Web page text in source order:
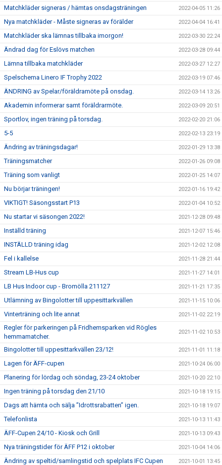
Matchkläder signeras / hämtas onsdagsträningen 2022-04-05 11:26
Nya matchkläder - Måste signeras av förälder 2022-04-04 16:41
Matchkläder ska lämnas tillbaka imorgon! 2022-03-30 22:24
Ändrad dag för Eslövs matchen 2022-03-28 09:44
Lämna tillbaka matchkläder 2022-03-27 12:27
Spelschema Linero IF Trophy 2022 2022-03-19 07:46
ÄNDRING av Spelar/föräldramöte på onsdag. 2022-03-14 13:26
Akademin informerar samt föräldrarmöte. 2022-03-09 20:51
Sportlov, ingen träning på torsdag. 2022-02-20 21:06
5-5 2022-02-13 23:19
Ändring av träningsdagar! 2022-01-29 13:38
Träningsmatcher 2022-01-26 09:08
Träning som vanligt 2022-01-25 14:07
Nu börjar träningen! 2022-01-16 19:42
VIKTIGT! Säsongsstart P13 2022-01-04 10:52
Nu startar vi säsongen 2022! 2021-12-28 09:48
Inställd träning 2021-12-07 15:46
INSTÄLLD träning idag 2021-12-02 12:08
Fel i kallelse 2021-11-28 21:44
Stream LB-Hus cup 2021-11-27 14:01
LB Hus Indoor cup - Bromölla 211127 2021-11-21 17:35
Utlämning av Bingolotter till uppesittarkvällen 2021-11-15 10:06
Vinterträning och lite annat 2021-11-02 22:19
Regler för parkeringen på Fridhemsparken vid Rögles
hemmamatcher.
2021-11-02 10:53
Bingolotter till uppesittarkvällen 23/12! 2021-11-01 11:18
Lagen för ÄFF-cupen 2021-10-24 06:00
Planering för lördag och söndag, 23-24 oktober 2021-10-20 22:10
Ingen träning på torsdag den 21/10 2021-10-18 19:15
Dags att hämta och sälja ”Idrottsrabatten” igen. 2021-10-18 19:07
Telefonlista 2021-10-13 11:43
ÄFF-Cupen 24/10 - Kiosk och Grill 2021-10-13 09:43
Nya träningstider för ÄFF P12 i oktober 2021-10-04 14:06
Ändring av speltid/samlingstid och spelplats IFC Cupen 2021-10-01 13:45